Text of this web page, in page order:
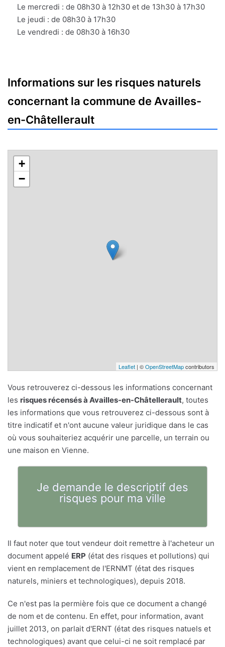
Le mercredi : de 08h30 à 12h30 et de 13h30 à 17h30
Le jeudi : de 08h30 à 17h30
Le vendredi : de 08h30 à 16h30
Informations sur les risques naturels
concernant la commune de Availles-
en-Châtellerault
+
−
Leaflet | ©OpenStreetMapcontributors
Vous retrouverez ci-dessous les informations concernant
les risques récensés à Availles-en-Châtellerault, toutes
les informations que vous retrouverez ci-dessous sont à
titre indicatif et n'ont aucune valeur juridique dans le cas
où vous souhaiteriez acquérir une parcelle, un terrain ou
une maison en Vienne.
Je demande le descriptif des
risques pour ma ville
Il faut noter que tout vendeur doit remettre à l'acheteur un
document appelé ERP (état des risques et pollutions) qui
vient en remplacement de l'ERNMT (état des risques
naturels, miniers et technologiques), depuis 2018.
Ce n'est pas la permière fois que ce document a changé
de nom et de contenu. En effet, pour information, avant
juillet 2013, on parlait d'ERNT (état des risques natuels et
technologiques) avant que celui-ci ne soit remplacé par